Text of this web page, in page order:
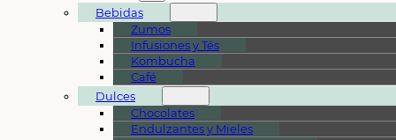
Bebidas
Zumos
Infusiones y Tés
Kombucha
Café
Dulces
Chocolates
Endulzantes y Mieles